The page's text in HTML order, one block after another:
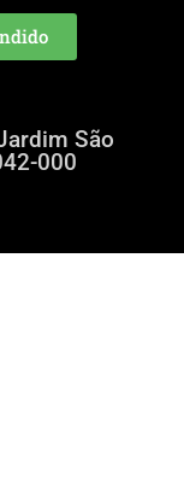
São
000